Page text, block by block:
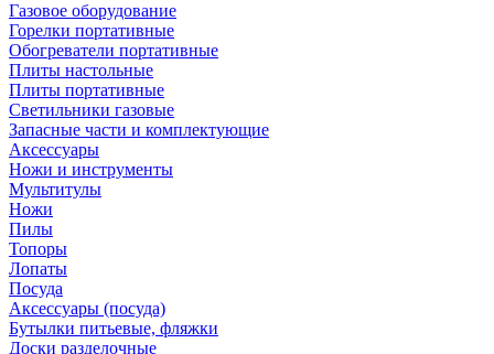
Газовое оборудование
Горелки портативные
Обогреватели портативные
Плиты настольные
Плиты портативные
Светильники газовые
Запасные части и комплектующие
Аксессуары
Ножи и инструменты
Мультитулы
Ножи
Пилы
Топоры
Лопаты
Посуда
Аксессуары (посуда)
Бутылки питьевые, фляжки
Доски разделочные